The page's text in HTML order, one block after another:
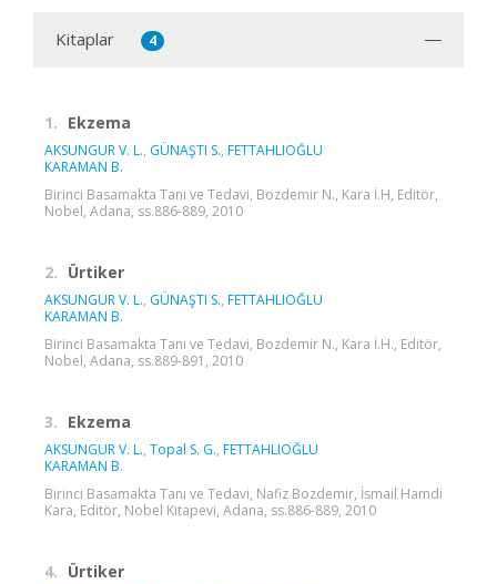
Kitaplar 4
1. Ekzema
AKSUNGUR V. L., GÜNAŞTI S., FETTAHLIOĞLU
KARAMAN B.
Birinci Basamakta Tanı ve Tedavi, Bozdemir N., Kara İ.H, Editör,
Nobel, Adana, ss.886-889, 2010
2. Ürtiker
AKSUNGUR V. L., GÜNAŞTI S., FETTAHLIOĞLU
KARAMAN B.
Birinci Basamakta Tanı ve Tedavi, Bozdemir N., Kara İ.H., Editör,
Nobel, Adana, ss.889-891, 2010
3. Ekzema
AKSUNGUR V. L., Topal S. G., FETTAHLIOĞLU
KARAMAN B.
Birinci Basamakta Tanı ve Tedavi, Nafiz Bozdemir, İsmail Hamdi
Kara, Editör, Nobel Kitapevi, Adana, ss.886-889, 2010
4. Ürtiker